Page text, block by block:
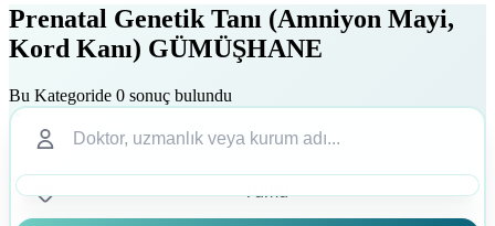
Prenatal Genetik Tanı (Amniyon Mayi,
Kord Kanı) GÜMÜŞHANE
Bu Kategoride 0 sonuç bulundu